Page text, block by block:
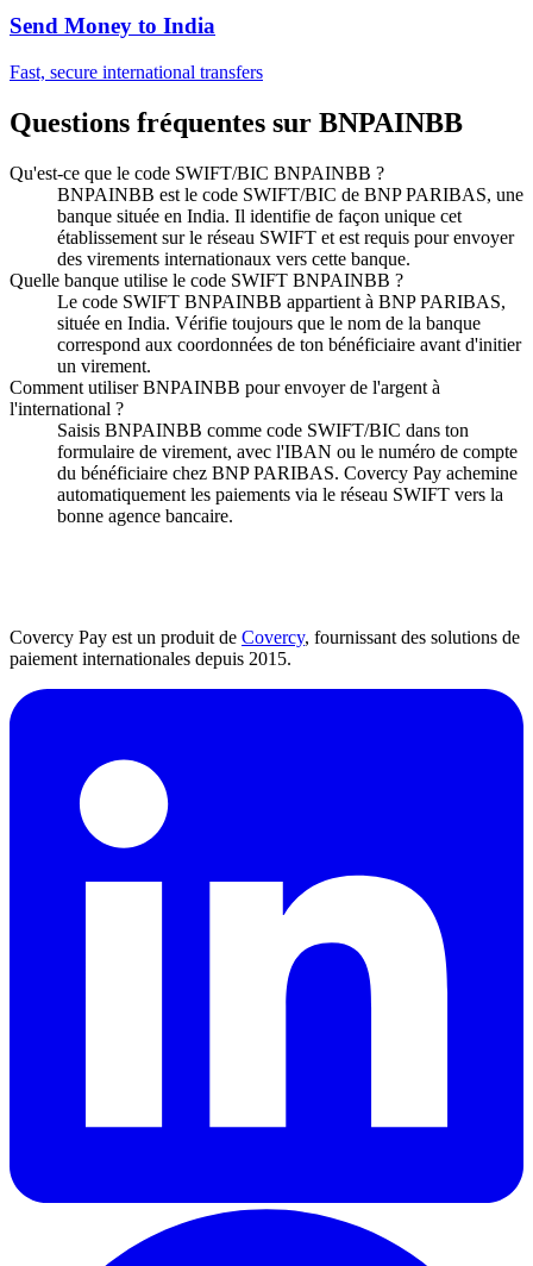
Send Money to India
Fast, secure international transfers
Questions fréquentes sur BNPAINBB
Qu'est-ce que le code SWIFT/BIC BNPAINBB ?
BNPAINBB est le code SWIFT/BIC de BNP PARIBAS, une
banque située en India. Il identifie de façon unique cet
établissement sur le réseau SWIFT et est requis pour envoyer
des virements internationaux vers cette banque.
Quelle banque utilise le code SWIFT BNPAINBB ?
Le code SWIFT BNPAINBB appartient à BNP PARIBAS,
située en India. Vérifie toujours que le nom de la banque
correspond aux coordonnées de ton bénéficiaire avant d'initier
un virement.
Comment utiliser BNPAINBB pour envoyer de l'argent à
l'international ?
Saisis BNPAINBB comme code SWIFT/BIC dans ton
formulaire de virement, avec l'IBAN ou le numéro de compte
du bénéficiaire chez BNP PARIBAS. Covercy Pay achemine
automatiquement les paiements via le réseau SWIFT vers la
bonne agence bancaire.
Covercy Pay est un produit de Covercy, fournissant des solutions de
paiement internationales depuis 2015.